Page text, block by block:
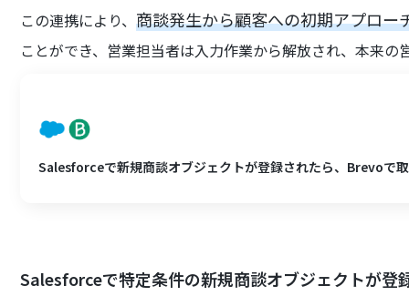
この連携により、商談発生から顧客への初期アプロ
ことができ、営業担当者は入力作業から解放され、本来の
Salesforceで新規商談オブジェクトが登録されたら、Brevoで
Salesforceで特定条件の新規商談オブジェクトが